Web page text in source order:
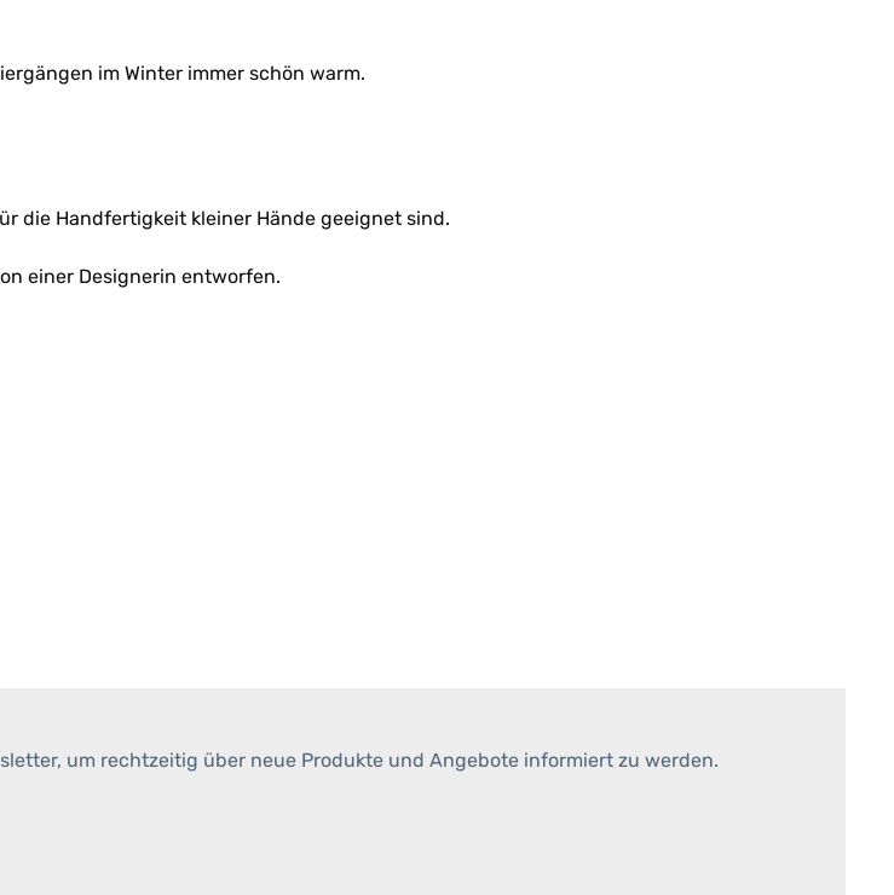
im Winter immer schön warm.
die Handfertigkeit kleiner Hände geeignet sind.
einer Designerin entworfen.
um rechtzeitig über neue Produkte und Angebote informiert zu werden.